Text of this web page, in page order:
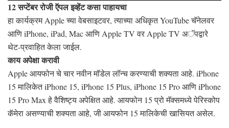
12 सप्टेंबर रोजी ऍपल इव्हेंट कसा पाहायचा
हा कार्यक्रम Apple च्या वेबसाइटवर, त्याच्या अधिकृत YouTube चॅनेलवर
आणि iPhone, iPad, Mac आणि Apple TV वर Apple TV अॅपद्वारे
थेट-प्रवाहित केला जाईल.
काय अपेक्षा करावी
Apple आयफोन चे चार नवीन मॉडेल लॉन्च करण्याची शक्यता आहे. iPhone
15 मालिकेत iPhone 15, iPhone 15 Plus, iPhone 15 Pro आणि iPhone
15 Pro Max हे वैशिष्ट्य अपेक्षित आहे. आयफोन 15 प्रो मॅक्समध्ये पेरिस्कोप
कॅमेरा असण्याची शक्यता आहे, जी आयफोन 15 मालिकेची खासियत असेल.